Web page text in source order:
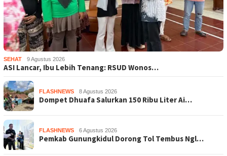
SEHAT 9 Agustus 2026
ASI Lancar, Ibu Lebih Tenang: RSUD Wonos…
FLASHNEWS 8 Agustus 2026
Dompet Dhuafa Salurkan 150 Ribu Liter Ai…
FLASHNEWS 6 Agustus 2026
Pemkab Gunungkidul Dorong Tol Tembus Ngl…